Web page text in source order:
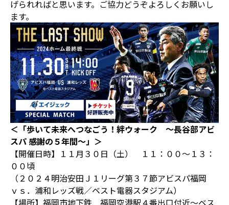
げられればと思います。ご協力どうぞよろしくお願いし
ます。
＜「歩いて未来へつなごう！絆ウォーク ～長谷部アビ
スパ 感謝の５年間～」＞
【開催日時】１１月３０日（土） １１：００～１３：
００頃
（２０２４明治安田Ｊ１リーグ第３７節アビスパ福岡
ｖｓ．浦和レッズ戦／ベスト電器スタジアム）